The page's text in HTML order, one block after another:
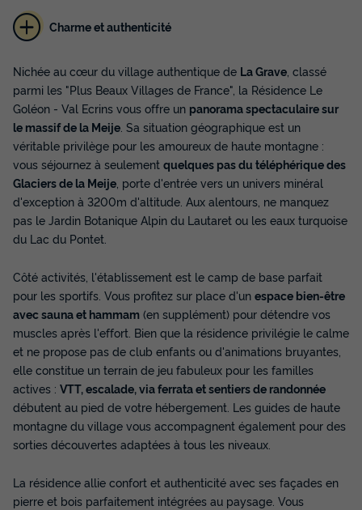
Charme et authenticité
Nichée au cœur du village authentique de La Grave , classé
parmi les "Plus Beaux Villages de France", la Résidence Le
Goléon - Val Ecrins vous offre un panorama spectaculaire sur
le massif de la Meije . Sa situation géographique est un
véritable privilège pour les amoureux de haute montagne :
vous séjournez à seulement quelques pas du téléphérique des
Glaciers de la Meije , porte d'entrée vers un univers minéral
d'exception à 3200m d'altitude. Aux alentours, ne manquez
pas le Jardin Botanique Alpin du Lautaret ou les eaux turquoise
du Lac du Pontet.
Côté activités, l'établissement est le camp de base parfait
pour les sportifs. Vous profitez sur place d'un espace bien-être
avec sauna et hammam (en supplément) pour détendre vos
muscles après l'effort. Bien que la résidence privilégie le calme
et ne propose pas de club enfants ou d'animations bruyantes,
elle constitue un terrain de jeu fabuleux pour les familles
actives : VTT, escalade, via ferrata et sentiers de randonnée
débutent au pied de votre hébergement. Les guides de haute
montagne du village vous accompagnent également pour des
sorties découvertes adaptées à tous les niveaux.
La résidence allie confort et authenticité avec ses façades en
pierre et bois parfaitement intégrées au paysage. Vous